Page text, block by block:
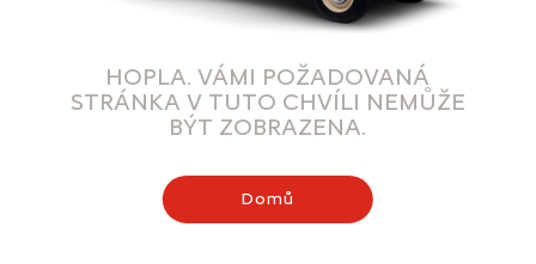
HOPLA. VÁMI POŽADOVANÁ
STRÁNKA V TUTO CHVÍLI NEMŮŽE
BÝT ZOBRAZENA.
Domů